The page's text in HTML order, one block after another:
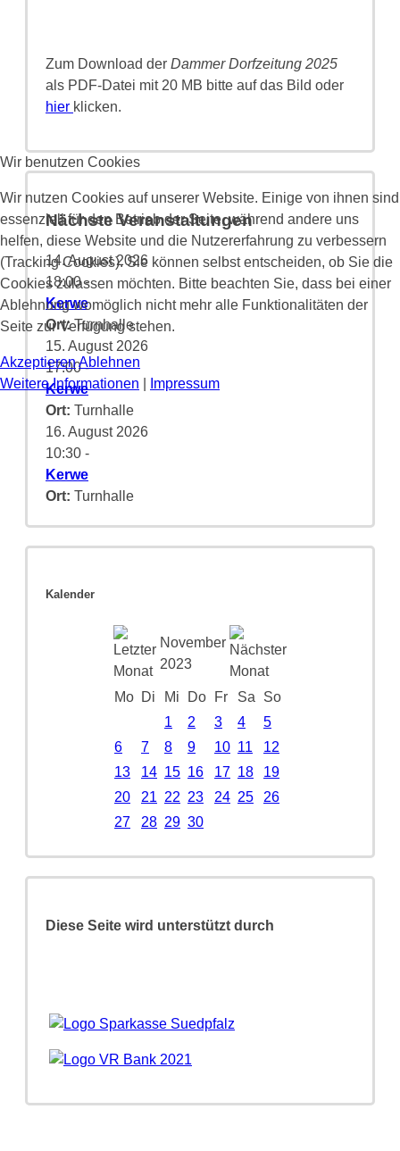
Zum Download der Dammer Dorfzeitung 2025
als PDF-Datei mit 20 MB bitte auf das Bild oder
hier klicken.
Nächste Veranstaltungen
14. August 2026
18:00-
Kerwe
Ort:Turnhalle
15. August 2026
17:00-
Kerwe
Ort: Turnhalle
16. August 2026
10:30 -
Kerwe
Ort: Turnhalle
Kalender
November
2023
Mo Di Mi Do Fr Sa
So
1
2 3 4
5
6
7 8 9 10 11
12
13
14 15 16 17 18
19
20
21 22 23 24 25
26
27
28 29 30
Diese Seite wird unterstützt durch
Wir benutzen Cookies
Wir nutzen Cookies auf unserer Website. Einige von ihnen sind
essenziell für den Betrieb der Seite, während andere uns
helfen, diese Website und die Nutzererfahrung zu verbessern
(Tracking Cookies). Sie können selbst entscheiden, ob Sie die
Cookies zulassen möchten. Bitte beachten Sie, dass bei einer
Ablehnung womöglich nicht mehr alle Funktionalitäten der
Seite zur Verfügung stehen.
AkzeptierenAblehnen
Weitere Informationen
Impressum